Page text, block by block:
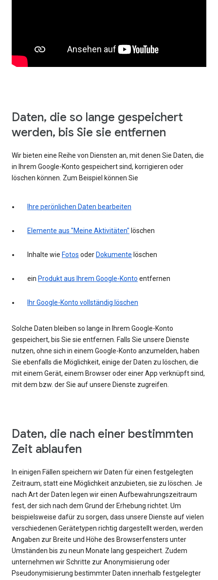
Daten, die so lange gespeichert
werden, bis Sie sie entfernen
Wir bieten eine Reihe von Diensten an, mit denen Sie Daten, die
in Ihrem Google-Konto gespeichert sind, korrigieren oder
löschen können. Zum Beispiel können Sie
Ihre perönlichen Daten bearbeiten
Elemente aus "Meine Aktivitäten" löschen
Inhalte wie Fotos oder Dokumente löschen
ein Produkt aus Ihrem Google-Konto entfernen
Ihr Google-Konto vollständig löschen
Solche Daten bleiben so lange in Ihrem Google-Konto
gespeichert, bis Sie sie entfernen. Falls Sie unsere Dienste
nutzen, ohne sich in einem Google-Konto anzumelden, haben
Sie ebenfalls die Möglichkeit, einige der Daten zu löschen, die
mit einem Gerät, einem Browser oder einer App verknüpft sind,
mit dem bzw. der Sie auf unsere Dienste zugreifen.
Daten, die nach einer bestimmten
Zeit ablaufen
In einigen Fällen speichern wir Daten für einen festgelegten
Zeitraum, statt eine Möglichkeit anzubieten, sie zu löschen. Je
nach Art der Daten legen wir einen Aufbewahrungszeitraum
fest, der sich nach dem Grund der Erhebung richtet. Um
beispielsweise dafür zu sorgen, dass unsere Dienste auf vielen
verschiedenen Gerätetypen richtig dargestellt werden, werden
Angaben zur Breite und Höhe des Browserfensters unter
Umständen bis zu neun Monate lang gespeichert. Zudem
unternehmen wir Schritte zur Anonymisierung oder
Pseudonymisierung bestimmter Daten innerhalb festgelegter